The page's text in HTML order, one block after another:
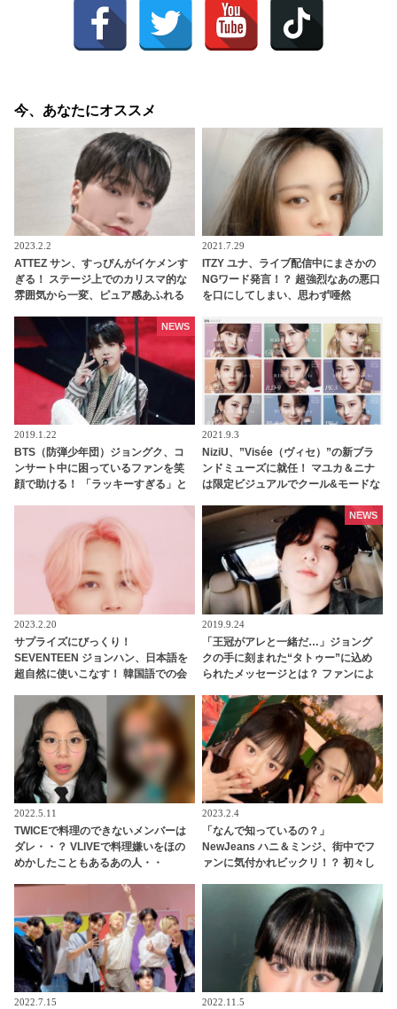
今、あなたにオススメ
2023.2.2
ATTEZ サン、すっぴんがイケメンす
ぎる！ ステージ上でのカリスマ的な
雰囲気から一変、ピュア感あふれる
2021.7.29
ITZY ユナ、ライブ配信中にまさかの
NGワード発言！？ 超強烈なあの悪口
を口にしてしまい、思わず唖然
2019.1.22
BTS（防弾少年団）ジョングク、コ
ンサート中に困っているファンを笑
顔で助ける！ 「ラッキーすぎる」と
NEWS
2021.9.3
NiziU、”Visée（ヴィセ）”の新ブラ
ンドミューズに就任！ マユカ＆ニナ
は限定ビジュアルでクール&モードな
2023.2.20
サプライズにびっくり！
SEVENTEEN ジョンハン、日本語を
超自然に使いこなす！ 韓国語での会
は？ 流ちょうなその一言にファン大
喜び
2019.9.24
「王冠がアレと一緒だ…」ジョング
クの手に刻まれた“タトゥー”に込め
られたメッセージとは？ ファンによ
NEWS
2022.5.11
TWICEで料理のできないメンバーは
ダレ・・？ VLIVEで料理嫌いをほの
めかしたこともあるあの人・・
2023.2.4
「なんで知っているの？」
NewJeans ハニ＆ミンジ、街中でフ
ァンに気付かれビックリ！？ 初々し
2022.7.15 2022.11.5